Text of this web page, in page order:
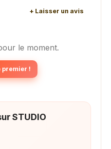
+ Laisser un avis
le moment.
premier !
STUDIO